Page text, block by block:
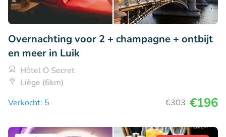
Overnachting voor 2 + champagne + ontbijt
en meer in Luik
Hôtel O Secret
Liège (6km)
Verkocht: 5
€303 €196